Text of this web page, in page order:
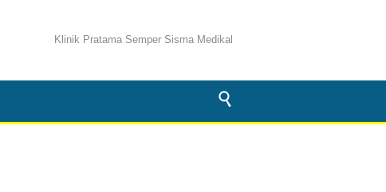
Klinik Pratama Semper Sisma Medikal
